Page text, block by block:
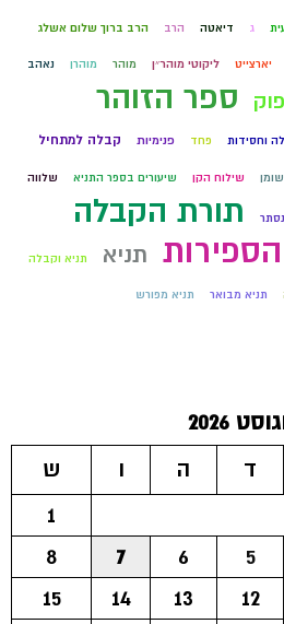
ג דיאטה הרב הרב ברוך שלום אשלג
יארצייט ליקוטי מוהר״ן מוהר מוהרן נאהב
ספר הזוהר
וחסידות פחד פנימיות קבלה למתחיל
שומן שילוח הקן שיעורים בספר התניא שלווה
תורת הקבלה
תניא תניא וקבלה
תניא מבואר תניא מפורש
2026
ד ה ו
ש
1
5
6
7
8
12
13
14
15